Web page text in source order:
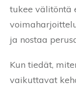
tukee välitöntä
ja nostaa
Kun tiedät,
vaikuttavat